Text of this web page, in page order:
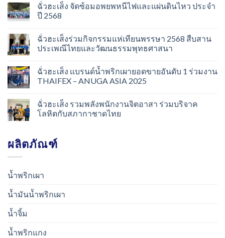
ฉั่วฮะเส็ง จัดซ้อมอพยพหนีไฟและแผ่นดินไหว ประจำ
ปี 2568
ฉั่วฮะเส็งร่วมกิจกรรมแห่เทียนพรรษา 2568 สืบสาน
ประเพณีไทยและวัฒนธรรมพุทธศาสนา
ฉั่วฮะเส็ง แบรนด์น้ำพริกเผายอดขายอันดับ 1 ร่วมงาน
THAIFEX – ANUGA ASIA 2025
ฉั่วฮะเส็ง รวมพลังพนักงานจิตอาสา ร่วมบริจาค
โลหิตกับสภากาชาดไทย
ผลิตภัณฑ์
น้ำพริกเผา
น้ำมันน้ำพริกเผา
น้ำจิ้ม
น้ำพริกแกง